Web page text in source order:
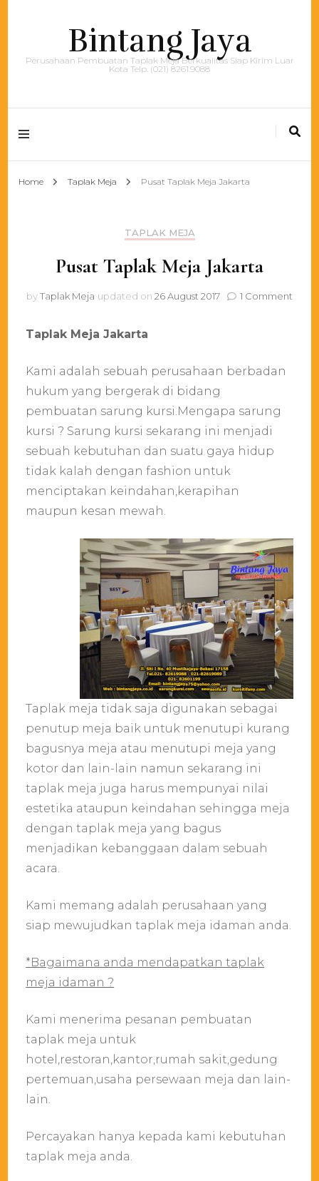
Bintang Jaya
Perusahaan Pembuatan Taplak Meja Berkualitas Siap Kirim Luar
Kota Telp. (021) 8261.9088
Home Taplak Meja Pusat Taplak Meja Jakarta
TAPLAK MEJA
Pusat Taplak Meja Jakarta
byTaplak Meja updated on 26 August 2017 1 Comment
Taplak Meja Jakarta
Kami adalah sebuah perusahaan berbadan
hukum yang bergerak di bidang
pembuatan sarung kursi.Mengapa sarung
kursi ? Sarung kursi sekarang ini menjadi
sebuah kebutuhan dan suatu gaya hidup
tidak kalah dengan fashion untuk
menciptakan keindahan,kerapihan
maupun kesan mewah.
Taplak meja tidak saja digunakan sebagai
penutup meja baik untuk menutupi kurang
bagusnya meja atau menutupi meja yang
kotor dan lain-lain namun sekarang ini
taplak meja juga harus mempunyai nilai
estetika ataupun keindahan sehingga meja
dengan taplak meja yang bagus
menjadikan kebanggaan dalam sebuah
acara.
Kami memang adalah perusahaan yang
siap mewujudkan taplak meja idaman anda.
*Bagaimana anda mendapatkan taplak
meja idaman ?
Kami menerima pesanan pembuatan
taplak meja untuk
hotel,restoran,kantor,rumah sakit,gedung
pertemuan,usaha persewaan meja dan lain-
lain.
Percayakan hanya kepada kami kebutuhan
taplak meja anda.